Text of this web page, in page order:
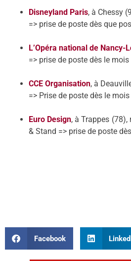
Disneyland Paris, à Chessy
=> prise de poste dès que
L’Opéra national de Nancy-
=> prise de poste dès le mois
CCE Organisation, à
=> Prise de poste dès le
Euro Design, à Trappes
& Stand => prise de poste
Facebook